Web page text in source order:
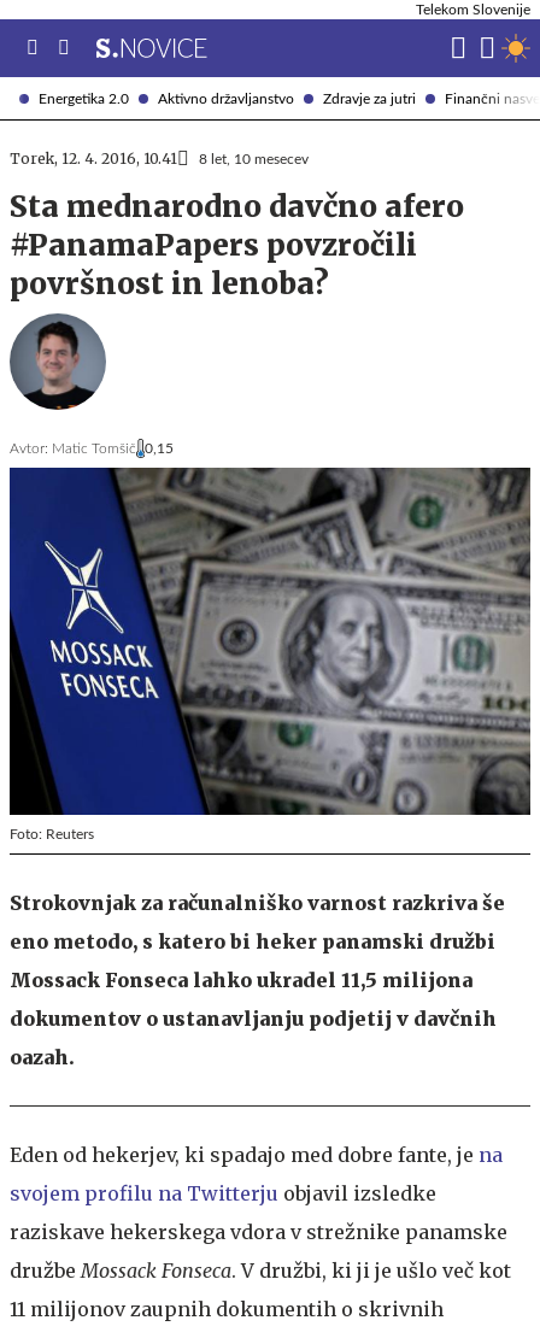
Energetika 2.0 Aktivno državljanstvo Zdravje za jutri Finančni
Telekom Slovenije
Torek, 12. 4. 2016, 10.41 8 let, 10 mesecev
Sta mednarodno davčno afero
#PanamaPapers povzročili
površnost in lenoba?
Avtor: Matic Tomšič 0,15
Foto: Reuters
Strokovnjak za računalniško varnost razkriva še
eno metodo, s katero bi heker panamski družbi
Mossack Fonseca lahko ukradel 11,5 milijona
dokumentov o ustanavljanju podjetij v davčnih
oazah.
Eden od hekerjev, ki spadajo med dobre fante, je na
svojem profilu na Twitterju objavil izsledke
raziskave hekerskega vdora v strežnike panamske
družbe Mossack Fonseca. V družbi, ki ji je ušlo več kot
11 milijonov zaupnih dokumentih o skrivnih